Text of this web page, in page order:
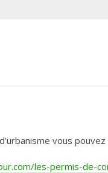
vous
les-permis-de-